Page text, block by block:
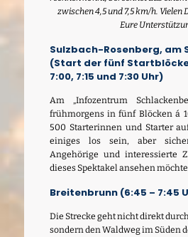
zwischen 4,5 und 7,5 km/h. Vielen
Eure
Sulzbach-Rosenberg, am
(Start der fünf Startblöcke
7:00, 7:15 und 7:30 Uhr)
Am „Infozentrum
frühmorgens in fünf Blöcken á
500 Starterinnen und Starter
einiges los sein, aber
Angehörige und interessierte
dieses Spektakel ansehen
Breitenbrunn (6:45 – 7:45
Die Strecke geht nicht direkt
sondern den Waldweg im Süden